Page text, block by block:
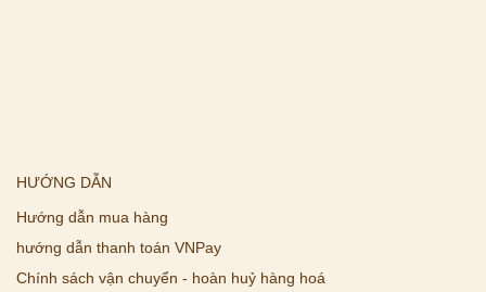
HƯỚNG DẪN
Hướng dẫn mua hàng
hướng dẫn thanh toán VNPay
Chính sách vận chuyển - hoàn huỷ hàng hoá